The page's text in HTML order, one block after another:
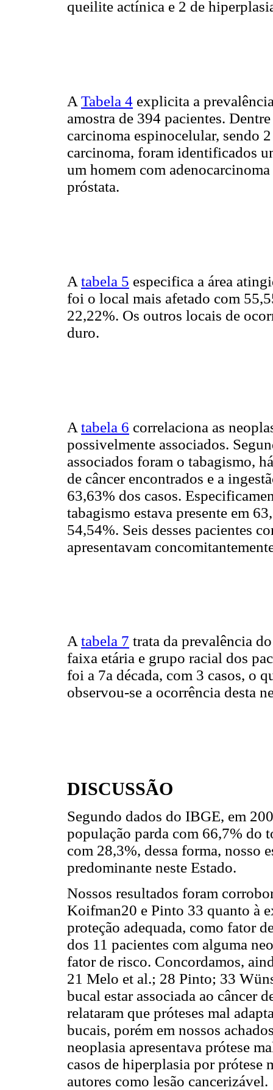
queilite actínica e 2 de
A Tabela 4 explicita a
amostra de 394 pacientes.
carcinoma espinocelular, sendo
carcinoma, foram identificados
um homem com
próstata.
A tabela 5 especifica a área
foi o local mais afetado com
22,22%. Os outros locais de
duro.
A tabela 6 correlaciona as
possivelmente associados.
associados foram o tabagismo,
de câncer encontrados e a
63,63% dos casos.
tabagismo estava presente em
54,54%. Seis desses pacientes
apresentavam
Atabela 7 trata da prevalência
faixa etária e grupo racial dos
foi a 7a década, com 3 casos, o
observou-se a ocorrência desta
DISCUSSÃO
Segundo dados do IBGE, em
população parda com 66,7% do
com 28,3%, dessa forma, nosso
predominante neste Estado.
Nossos resultados foram
Koifman20 e Pinto 33 quanto à
proteção adequada, como fator
dos 11 pacientes com alguma
fator de risco. Concordamos,
21 Melo et al.; 28 Pinto; 33
bucal estar associada ao câncer
relataram que próteses mal
bucais, porém em nossos
neoplasia apresentava prótese
casos de hiperplasia por prótese
autores como lesão cancerizável.